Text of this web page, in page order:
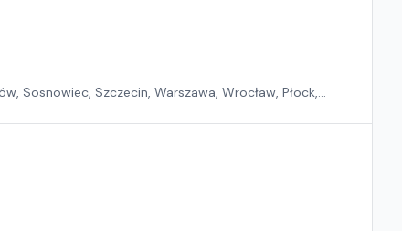
Sosnowiec, Szczecin, Warszawa, Wrocław, Płock,